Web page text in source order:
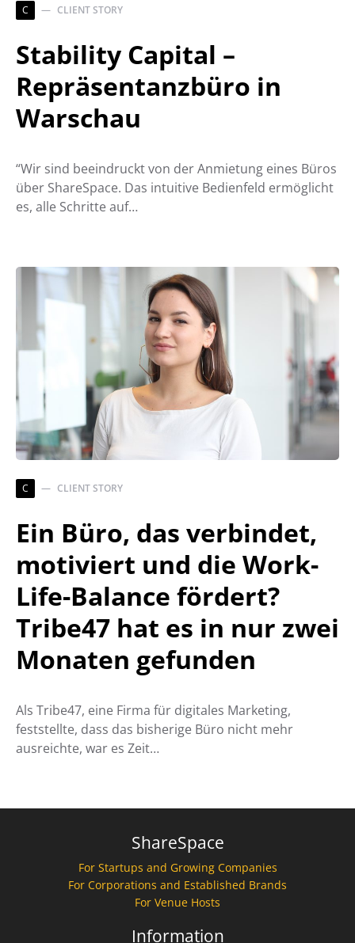
C CLIENT STORY
Stability Capital –
Repräsentanzbüro in
Warschau
“Wir sind beeindruckt von der Anmietung eines Büros
über ShareSpace. Das intuitive Bedienfeld ermöglicht
es, alle Schritte auf…
C CLIENT STORY
Ein Büro, das verbindet,
motiviert und die Work-
Life-Balance fördert?
Tribe47 hat es in nur zwei
Monaten gefunden
Als Tribe47, eine Firma für digitales Marketing,
feststellte, dass das bisherige Büro nicht mehr
ausreichte, war es Zeit…
ShareSpace
For Startups and Growing Companies
For Corporations and Established Brands
For Venue Hosts
Information